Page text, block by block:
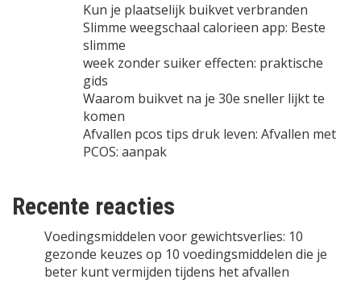
Kun je plaatselijk buikvet verbranden
Slimme weegschaal calorieen app: Beste
slimme
week zonder suiker effecten: praktische
gids
Waarom buikvet na je 30e sneller lijkt te
komen
Afvallen pcos tips druk leven: Afvallen met
PCOS: aanpak
Recente reacties
Voedingsmiddelen voor gewichtsverlies: 10
gezonde keuzes op 10 voedingsmiddelen die je
beter kunt vermijden tijdens het afvallen